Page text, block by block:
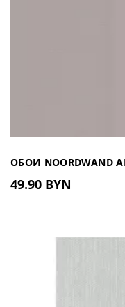
ОБОИ NOORDWAND
49.90 BYN